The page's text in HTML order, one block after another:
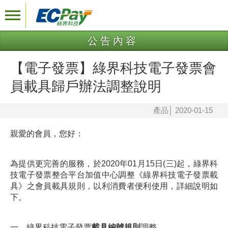
公告內容
【電子發票】綠界科技電子發票會
員載具歸戶辦法調整說明
產品 2020-01-15
親愛的會員，您好：
為提供更完善的服務，於2020年01月15日(三)起，綠界科
技電子發票整合平台加值中心調整《綠界科技電子發票載
具》之會員載具規則，以利消費者便利使用，詳細說明如
下。